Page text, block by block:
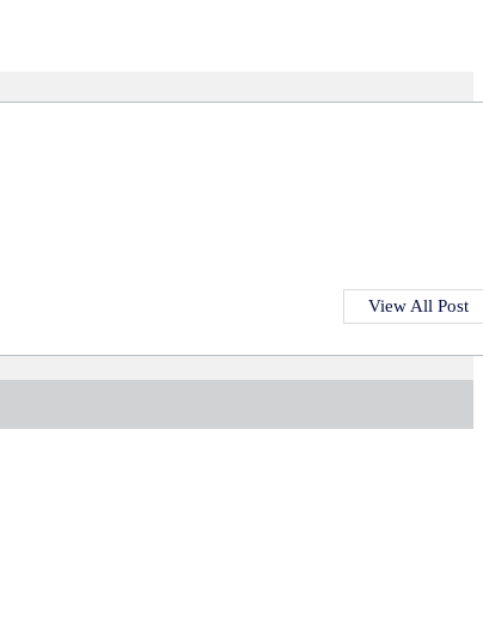
View All Post